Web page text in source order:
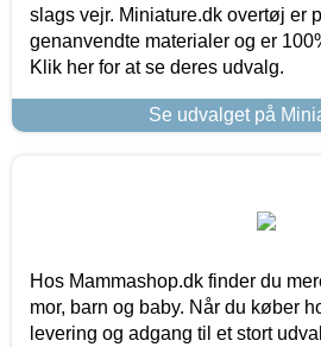
slags vejr. Miniature.dk overtøj er
genanvendte materialer og er
Klik her for at se deres udvalg.
Se udvalget på
Hos Mammashop.dk finder du
mor, barn og baby. Når du køber
levering og adgang til et stort